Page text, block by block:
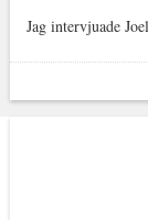
Jag intervjuade